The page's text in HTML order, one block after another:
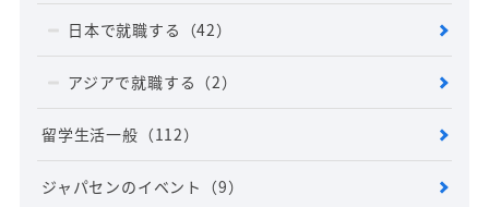
日本で就職する （42）
アジアで就職する （2）
留学生活一般 （112）
ジャパセンのイベント （9）